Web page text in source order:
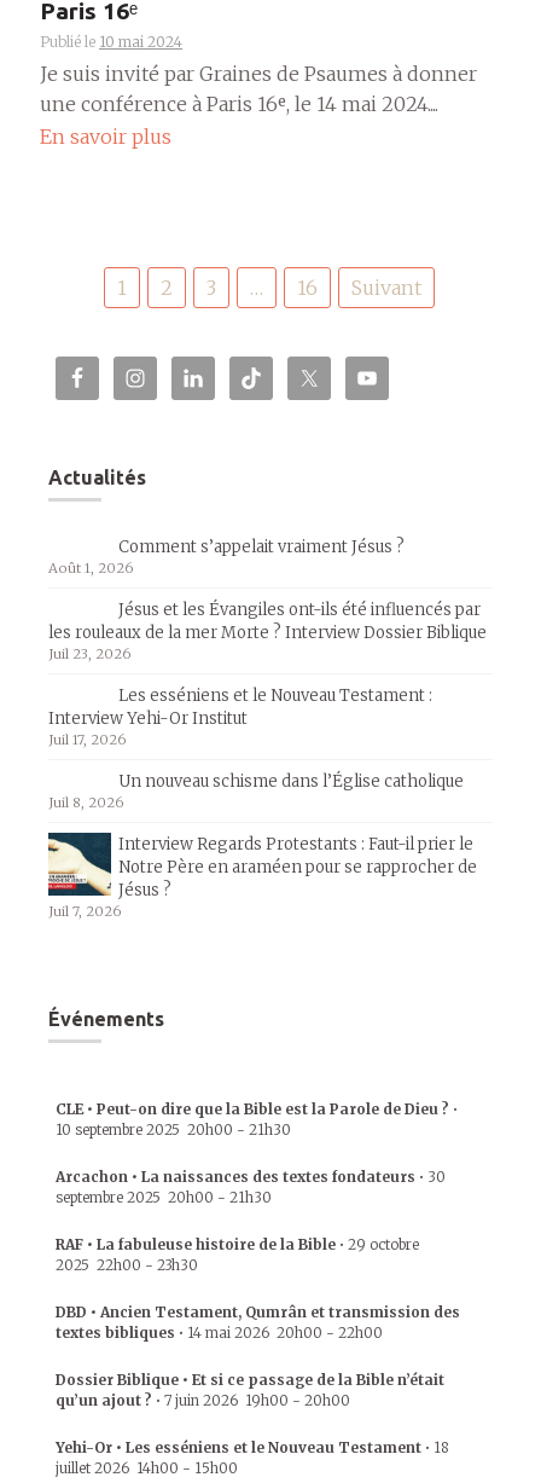
Paris 16ᵉ
Publié le 10 mai 2024
Je suis invité par Graines de Psaumes à donner
une conférence à Paris 16ᵉ, le 14 mai 2024....
En savoir plus
Pagination
1 2 3 … 16 Suivant
Actualités
Comment s’appelait vraiment Jésus ?
Août 1, 2026
Jésus et les Évangiles ont-ils été influencés par
les rouleaux de la mer Morte ? Interview Dossier Biblique
Juil 23, 2026
Les esséniens et le Nouveau Testament :
Interview Yehi-Or Institut
Juil 17, 2026
Un nouveau schisme dans l’Église catholique
Juil 8, 2026
Interview Regards Protestants : Faut-il prier le
Notre Père en araméen pour se rapprocher de
Jésus ?
Juil 7, 2026
Événements
CLE • Peut-on dire que la Bible est la Parole de Dieu ? •
10 septembre 2025 20h00 - 21h30
Arcachon • La naissances des textes fondateurs • 30
septembre 2025 20h00 - 21h30
RAF • La fabuleuse histoire de la Bible • 29 octobre
2025 22h00 - 23h30
DBD • Ancien Testament, Qumrân et transmission des
textes bibliques • 14 mai 2026 20h00 - 22h00
Dossier Biblique • Et si ce passage de la Bible n’était
qu’un ajout ? • 7 juin 2026 19h00 - 20h00
Yehi-Or • Les esséniens et le Nouveau Testament • 18
juillet 2026 14h00 - 15h00